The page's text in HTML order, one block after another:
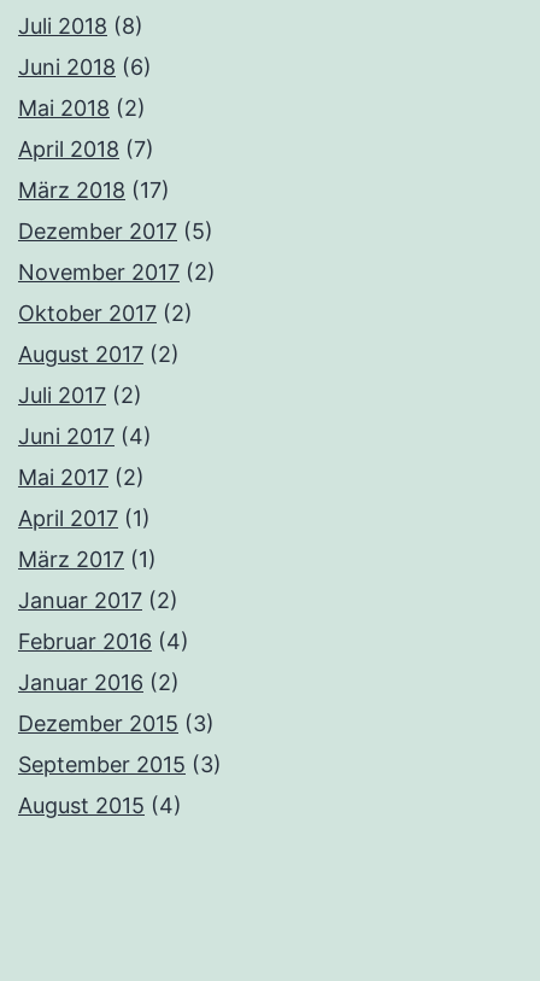
Juli 2018 (8)
Juni 2018 (6)
Mai 2018 (2)
April 2018 (7)
März 2018 (17)
Dezember 2017 (5)
November 2017 (2)
Oktober 2017 (2)
August 2017 (2)
Juli 2017 (2)
Juni 2017 (4)
Mai 2017 (2)
April 2017 (1)
März 2017 (1)
Januar 2017 (2)
Februar 2016 (4)
Januar 2016 (2)
Dezember 2015 (3)
September 2015 (3)
August 2015 (4)